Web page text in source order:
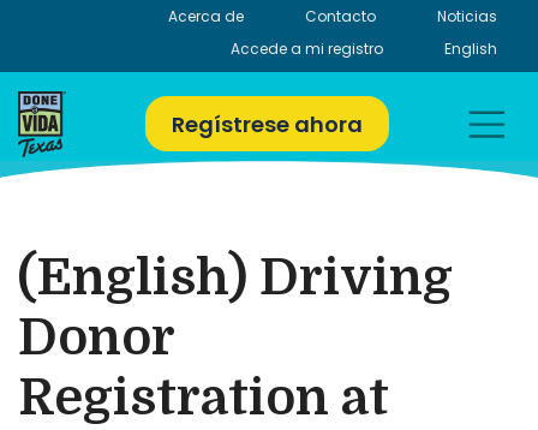
Acerca de Contacto
Noticias
Accede a mi registro
English
Regístrese ahora
(English) Driving
Donor
Registration at